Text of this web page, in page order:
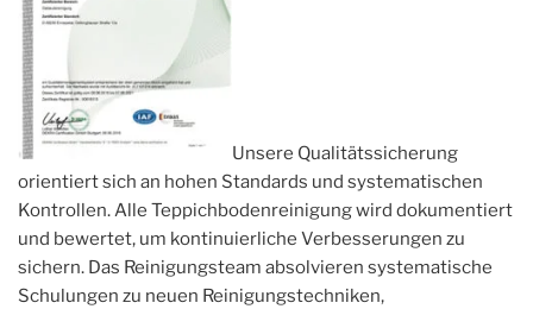
Unsere Qualitätssicherung
orientiert sich an hohen Standards und systematischen
Kontrollen. Alle Teppichbodenreinigung wird dokumentiert
und bewertet, um kontinuierliche Verbesserungen zu
sichern. Das Reinigungsteam absolvieren systematische
Schulungen zu neuen Reinigungstechniken,